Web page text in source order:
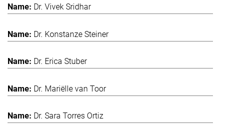
Dr. Vivek Sridhar
Dr. Konstanze Steiner
Dr. Erica Stuber
Dr. Mariëlle van Toor
Dr. Sara Torres Ortiz